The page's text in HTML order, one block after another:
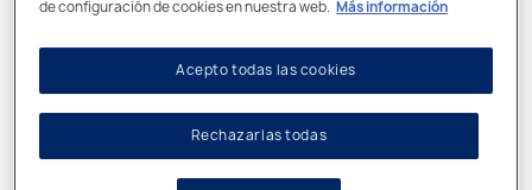
Formularios de registro y similares, ya sean
impresos o digitales, que recopilamos, entre otros,
por correo postal, en concursos o sorteos y en otras
promociones o eventos.
Datos creados por nosotros
de configuración de cookies en nuestra web. Más información
Rechazarlas todas
Acepto todas las cookies